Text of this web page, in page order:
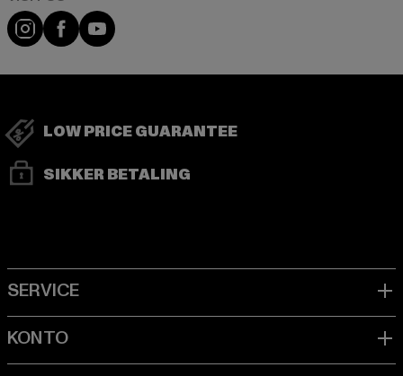
Visit our Instagram page:
Visit our Facebook page:
Visit our YouTube channel:
LOW PRICE GUARANTEE
SIKKER BETALING